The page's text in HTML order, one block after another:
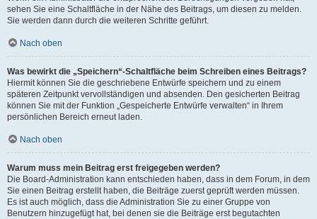
sehen Sie eine Schaltfläche in der Nähe des Beitrags, um diesen zu melden.
Sie werden dann durch die weiteren Schritte geführt.
Nach oben
Was bewirkt die „Speichern“-Schaltfläche beim Schreiben eines Beitrags?
Hiermit können Sie die geschriebene Entwürfe speichern und zu einem
späteren Zeitpunkt vervollständigen und absenden. Den gesicherten Beitrag
können Sie mit der Funktion „Gespeicherte Entwürfe verwalten“ in Ihrem
persönlichen Bereich erneut laden.
Nach oben
Warum muss mein Beitrag erst freigegeben werden?
Die Board-Administration kann entschieden haben, dass in dem Forum, in dem
Sie einen Beitrag erstellt haben, die Beiträge zuerst geprüft werden müssen.
Es ist auch möglich, dass die Administration Sie zu einer Gruppe von
Benutzern hinzugefügt hat, bei denen sie die Beiträge erst begutachten